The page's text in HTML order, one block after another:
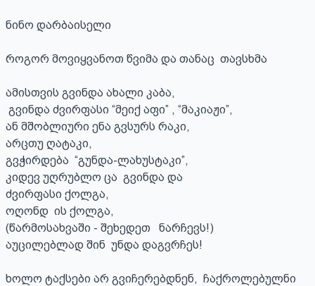
ნინო დარბაისელი
როგორ მოვიყვანოთ წვიმა და თანაც  თავსხმა
ამისთვის გვინდა ახალი კაბა,
ან მშობლიური ენა გვსურს რაკი,
არცთუ ღატაკი,
გვჭირდება  “გუნდა-ლახუსტაკი”,
კიდევ უღრუბლო ცა  გვინდა და
ძვირფასი ქოლგა,
ოღონდ  ის ქოლგა,
(წარმოსახვაში - შეხედეთ   ნარჩევს!)
აუცილებლად შინ  უნდა დაგვრჩეს!
ხოლო ტაქსები არ გვიჩერებდნენ,  ჩაქროლებულნი